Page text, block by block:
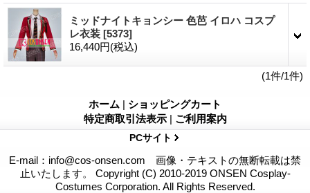
ミッドナイトキョンシー 色芭 イロハ コスプ
レ衣装 [5373]
16,440円(税込)
(1件/1件)
ホーム | ショッピングカート
特定商取引法表示 | ご利用案内
PCサイト
E-mail：info@cos-onsen.com 画像・テキストの無断転載は禁
止いたします。 Copyright (C) 2010-2019 ONSEN Cosplay-
Costumes Corporation. All Rights Reserved.